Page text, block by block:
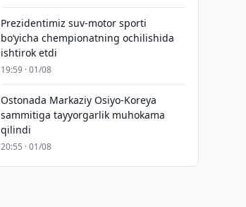
Prezidentimiz suv-motor sporti
bo‘yicha chempionatning ochilishida
ishtirok etdi
19:59 · 01/08
Ostonada Markaziy Osiyo-Koreya
sammitiga tayyorgarlik muhokama
qilindi
20:55 · 01/08